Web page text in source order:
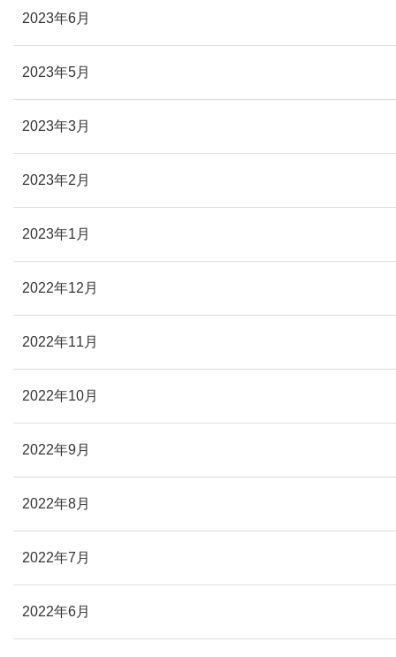
2023年6月
2023年5月
2023年3月
2023年2月
2023年1月
2022年12月
2022年11月
2022年10月
2022年9月
2022年8月
2022年7月
2022年6月